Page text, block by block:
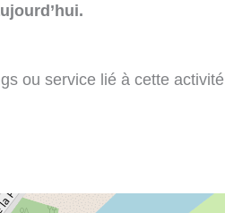
ou service lié à cette activité